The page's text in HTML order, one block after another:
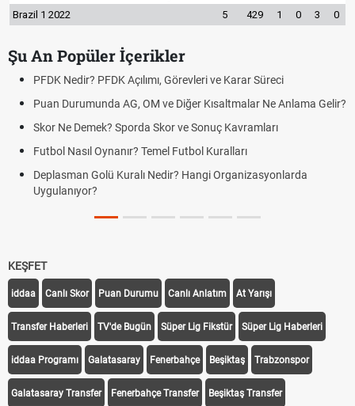
Brazil 1 2022 5 429 1 0 3 0
Şu An Popüler İçerikler
PFDK Nedir? PFDK Açılımı, Görevleri ve Karar Süreci
Puan Durumunda AG, OM ve Diğer Kısaltmalar Ne Anlama Gelir?
Skor Ne Demek? Sporda Skor ve Sonuç Kavramları
Futbol Nasıl Oynanır? Temel Futbol Kuralları
Deplasman Golü Kuralı Nedir? Hangi Organizasyonlarda
Uygulanıyor?
KEŞFET
iddaa Canlı Skor Puan Durumu Canlı Anlatım At Yarışı
Transfer Haberleri TV'de Bugün Süper Lig Fikstür Süper Lig Haberleri
iddaa Programı Galatasaray Fenerbahçe Beşiktaş Trabzonspor
Galatasaray Transfer Fenerbahçe Transfer Beşiktaş Transfer